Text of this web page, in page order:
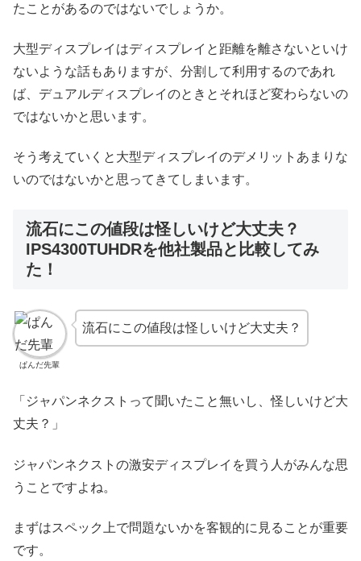
たことがあるのではないでしょうか。
大型ディスプレイはディスプレイと距離を離さないといけ
ないような話もありますが、分割して利用するのであれ
ば、デュアルディスプレイのときとそれほど変わらないの
ではないかと思います。
そう考えていくと大型ディスプレイのデメリットあまりな
いのではないかと思ってきてしまいます。
流石にこの値段は怪しいけど大丈夫？
IPS4300TUHDRを他社製品と比較してみ
た！
ぱんだ先輩
流石にこの値段は怪しいけど大丈夫？
「ジャパンネクストって聞いたこと無いし、怪しいけど大
丈夫？」
ジャパンネクストの激安ディスプレイを買う人がみんな思
うことですよね。
まずはスペック上で問題ないかを客観的に見ることが重要
です。